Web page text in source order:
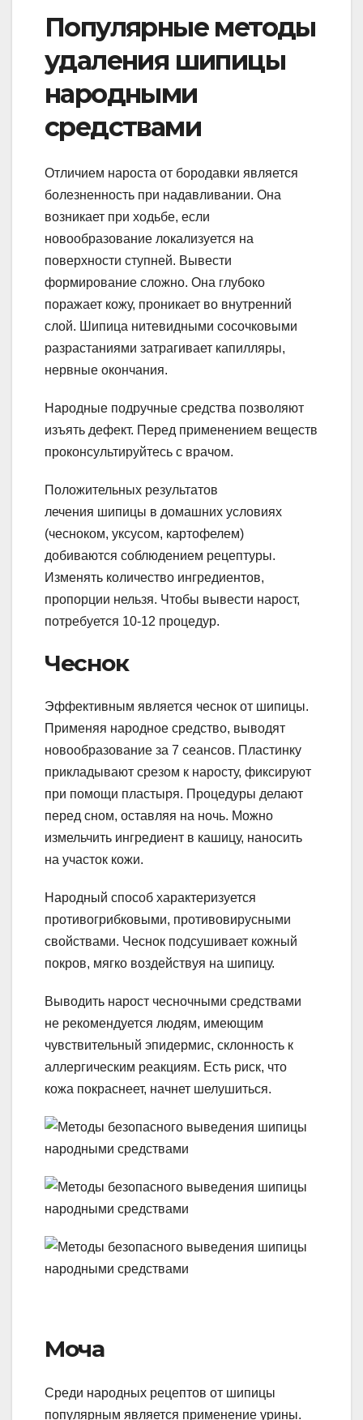
Популярные методы
удаления шипицы
народными
средствами
Отличием нароста от бородавки является
болезненность при надавливании. Она
возникает при ходьбе, если
новообразование локализуется на
поверхности ступней. Вывести
формирование сложно. Она глубоко
поражает кожу, проникает во внутренний
слой. Шипица нитевидными сосочковыми
разрастаниями затрагивает капилляры,
нервные окончания.
Народные подручные средства позволяют
изъять дефект. Перед применением веществ
проконсультируйтесь с врачом.
Положительных результатов
лечения шипицы в домашних условиях
(чесноком, уксусом, картофелем)
добиваются соблюдением рецептуры.
Изменять количество ингредиентов,
пропорции нельзя. Чтобы вывести нарост,
потребуется 10-12 процедур.
Чеснок
Эффективным является чеснок от шипицы.
Применяя народное средство, выводят
новообразование за 7 сеансов. Пластинку
прикладывают срезом к наросту, фиксируют
при помощи пластыря. Процедуры делают
перед сном, оставляя на ночь. Можно
измельчить ингредиент в кашицу, наносить
на участок кожи.
Народный способ характеризуется
противогрибковыми, противовирусными
свойствами. Чеснок подсушивает кожный
покров, мягко воздействуя на шипицу.
Выводить нарост чесночными средствами
не рекомендуется людям, имеющим
чувствительный эпидермис, склонность к
аллергическим реакциям. Есть риск, что
кожа покраснеет, начнет шелушиться.
Моча
Среди народных рецептов от шипицы
популярным является применение урины.